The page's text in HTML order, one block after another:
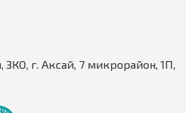
ЗКО, г. Аксай, 7 микрорайон, 1П,